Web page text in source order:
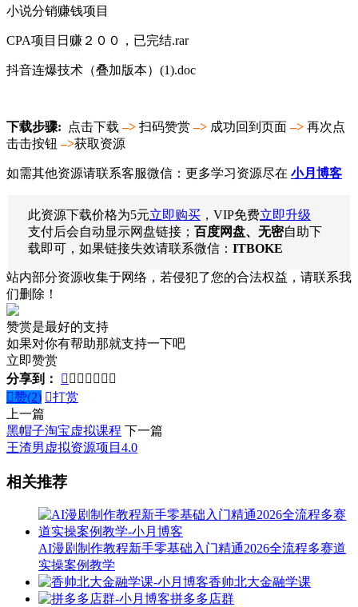
小说分销赚钱项目
CPA项目日赚２００，已完结.rar
抖音连爆技术（叠加版本）(1).doc
下载步骤: 点击下载 –> 扫码赞赏–> 成功回到页面–> 再次点
击击按钮–>获取资源
如需其他资源请联系客服微信：更多学习资源尽在 小月博客
此资源下载价格为5元立即购买 ，VIP免费立即升级
支付后会自动显示网盘链接； 百度网盘、无密自助下
载即可，如果链接失效请联系微信： ITBOKE
站内部分资源收集于网络，若侵犯了您的合法权益，请联系我
们删除！
赞赏是最好的支持
如果对你有帮助那就支持一下吧
立即赞赏
分享到：
      
赞(2) 打赏
上一篇
黑帽子淘宝虚拟课程 下一篇
王渣男虚拟资源项目4.0
相关推荐
AI漫剧制作教程新手零基础入门精通2026全流程多赛道
实操案例教学
香帅北大金融学课
拼多多店群